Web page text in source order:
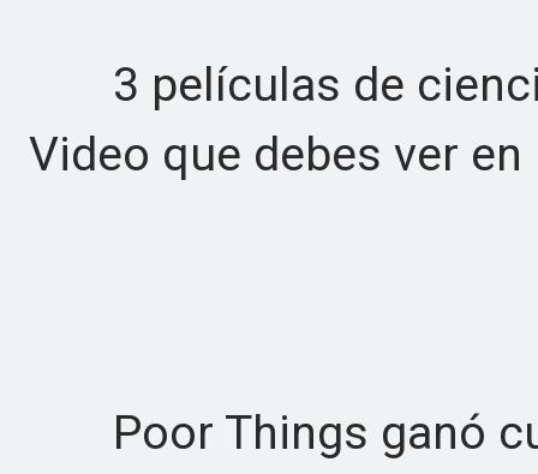
3 películas de
Video que debes ver
Poor Things ganó